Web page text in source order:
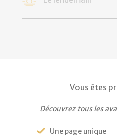
Vous êtes
Découvrez tous les
Une page unique